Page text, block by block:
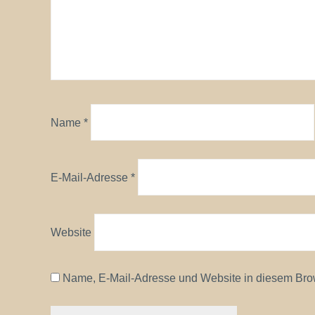
Name *
E-Mail-Adresse *
Website
Name, E-Mail-Adresse und Website in diesem